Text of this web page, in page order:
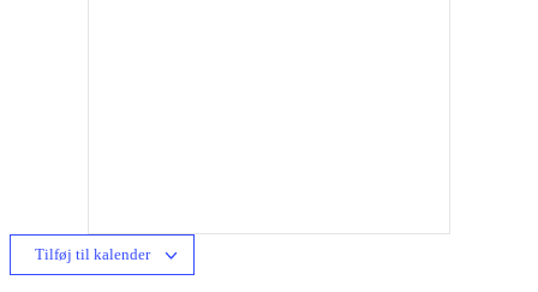
Tilføj til kalender